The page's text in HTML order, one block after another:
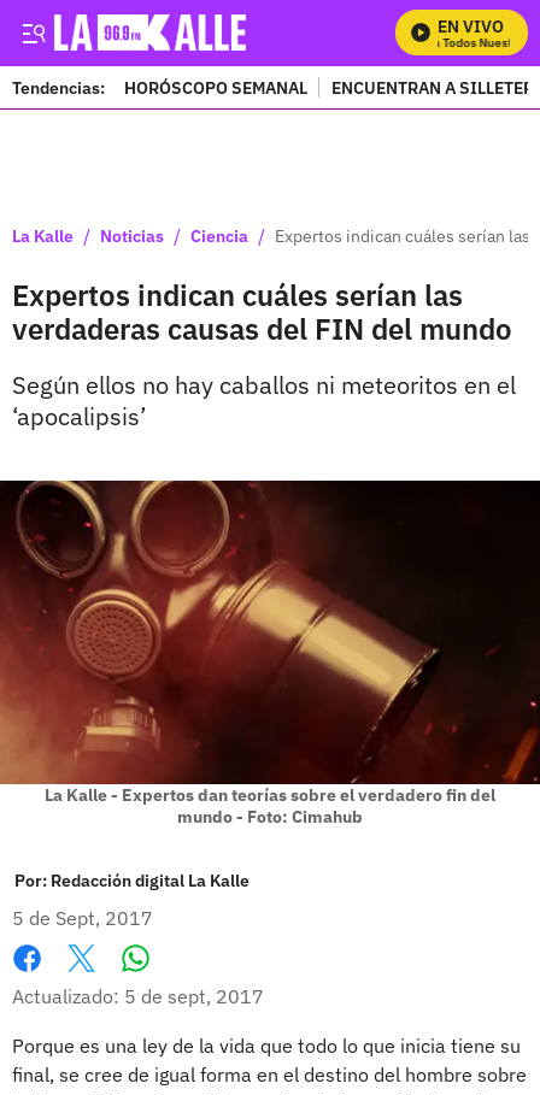
EN VIVO
Mira Todos Nuestros
Tendencias: HORÓSCOPO SEMANAL ENCUENTRAN A
La Kalle / Noticias / Ciencia / Expertos indican cuáles serían las
Expertos indican cuáles serían las
verdaderas causas del FIN del mundo
Según ellos no hay caballos ni meteoritos en el
‘apocalipsis’
La Kalle - Expertos dan teorías sobre el verdadero fin del
mundo - Foto: Cimahub
Por: Redacción digital La Kalle
5 de Sept, 2017
Facebook
X
Actualizado: 5 de sept, 2017
Porque es una ley de la vida que todo lo que inicia tiene su
final, se cree de igual forma en el destino del hombre sobre